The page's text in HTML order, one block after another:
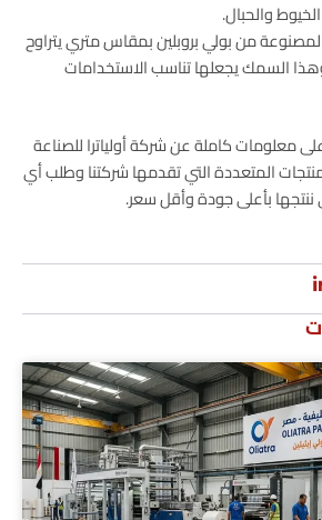
والحبال.
المصنوعة من بولي بروبلين بمقاس متري يتراوح
إلى 9.0 وهذا السمك يجعلها تناسب الاستخدامات
معلومات كاملة عن شركة أولياترا للصناعة
المتعددة التي تقدمها شركتنا وطلب أي
بأعلى جودة وأقل سعر.